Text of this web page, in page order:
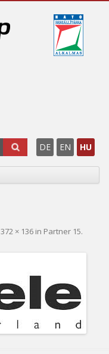
DE EN HU
372 × 136 in Partner 15.